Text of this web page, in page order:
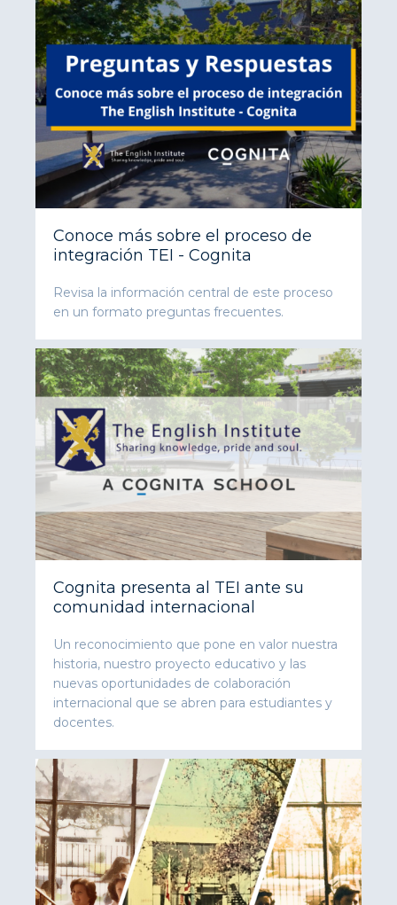
Conoce más sobre el proceso de
integración TEI - Cognita
Revisa la información central de este proceso
en un formato preguntas frecuentes.
Cognita presenta al TEI ante su
comunidad internacional
Un reconocimiento que pone en valor nuestra
historia, nuestro proyecto educativo y las
nuevas oportunidades de colaboración
internacional que se abren para estudiantes y
docentes.